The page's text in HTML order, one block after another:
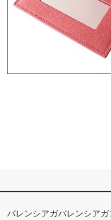
バレンシアガバレンシア